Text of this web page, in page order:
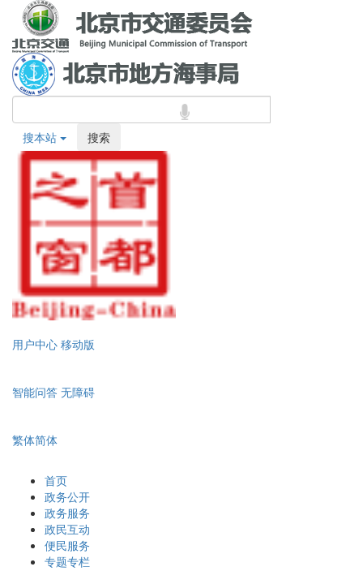
搜本站 搜索
用户中心 移动版
智能问答 无障碍
繁体简体
首页
政务公开
政务服务
政民互动
便民服务
专题专栏